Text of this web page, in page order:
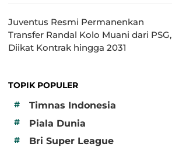
Juventus Resmi Permanenkan
Transfer Randal Kolo Muani dari PSG,
Diikat Kontrak hingga 2031
TOPIK POPULER
#
Timnas Indonesia
# Piala Dunia
# Bri Super League